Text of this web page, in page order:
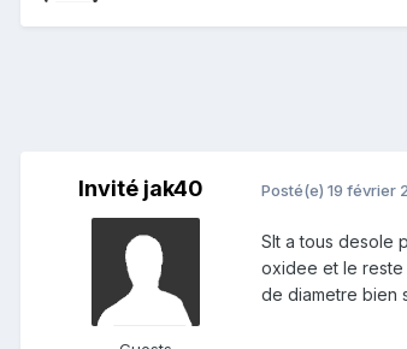
Invité jak40 Posté(e) 19 février
Slt a tous desole
oxidee et le reste
de diametre bien